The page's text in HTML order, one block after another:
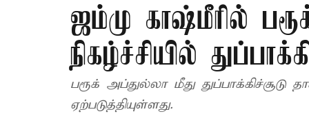
ஜம்மு காஷ்மீரில்
நிகழ்ச்சியில்
பரூக் அப்துல்லா மீது
ஏற்படுத்தியுள்ளது.